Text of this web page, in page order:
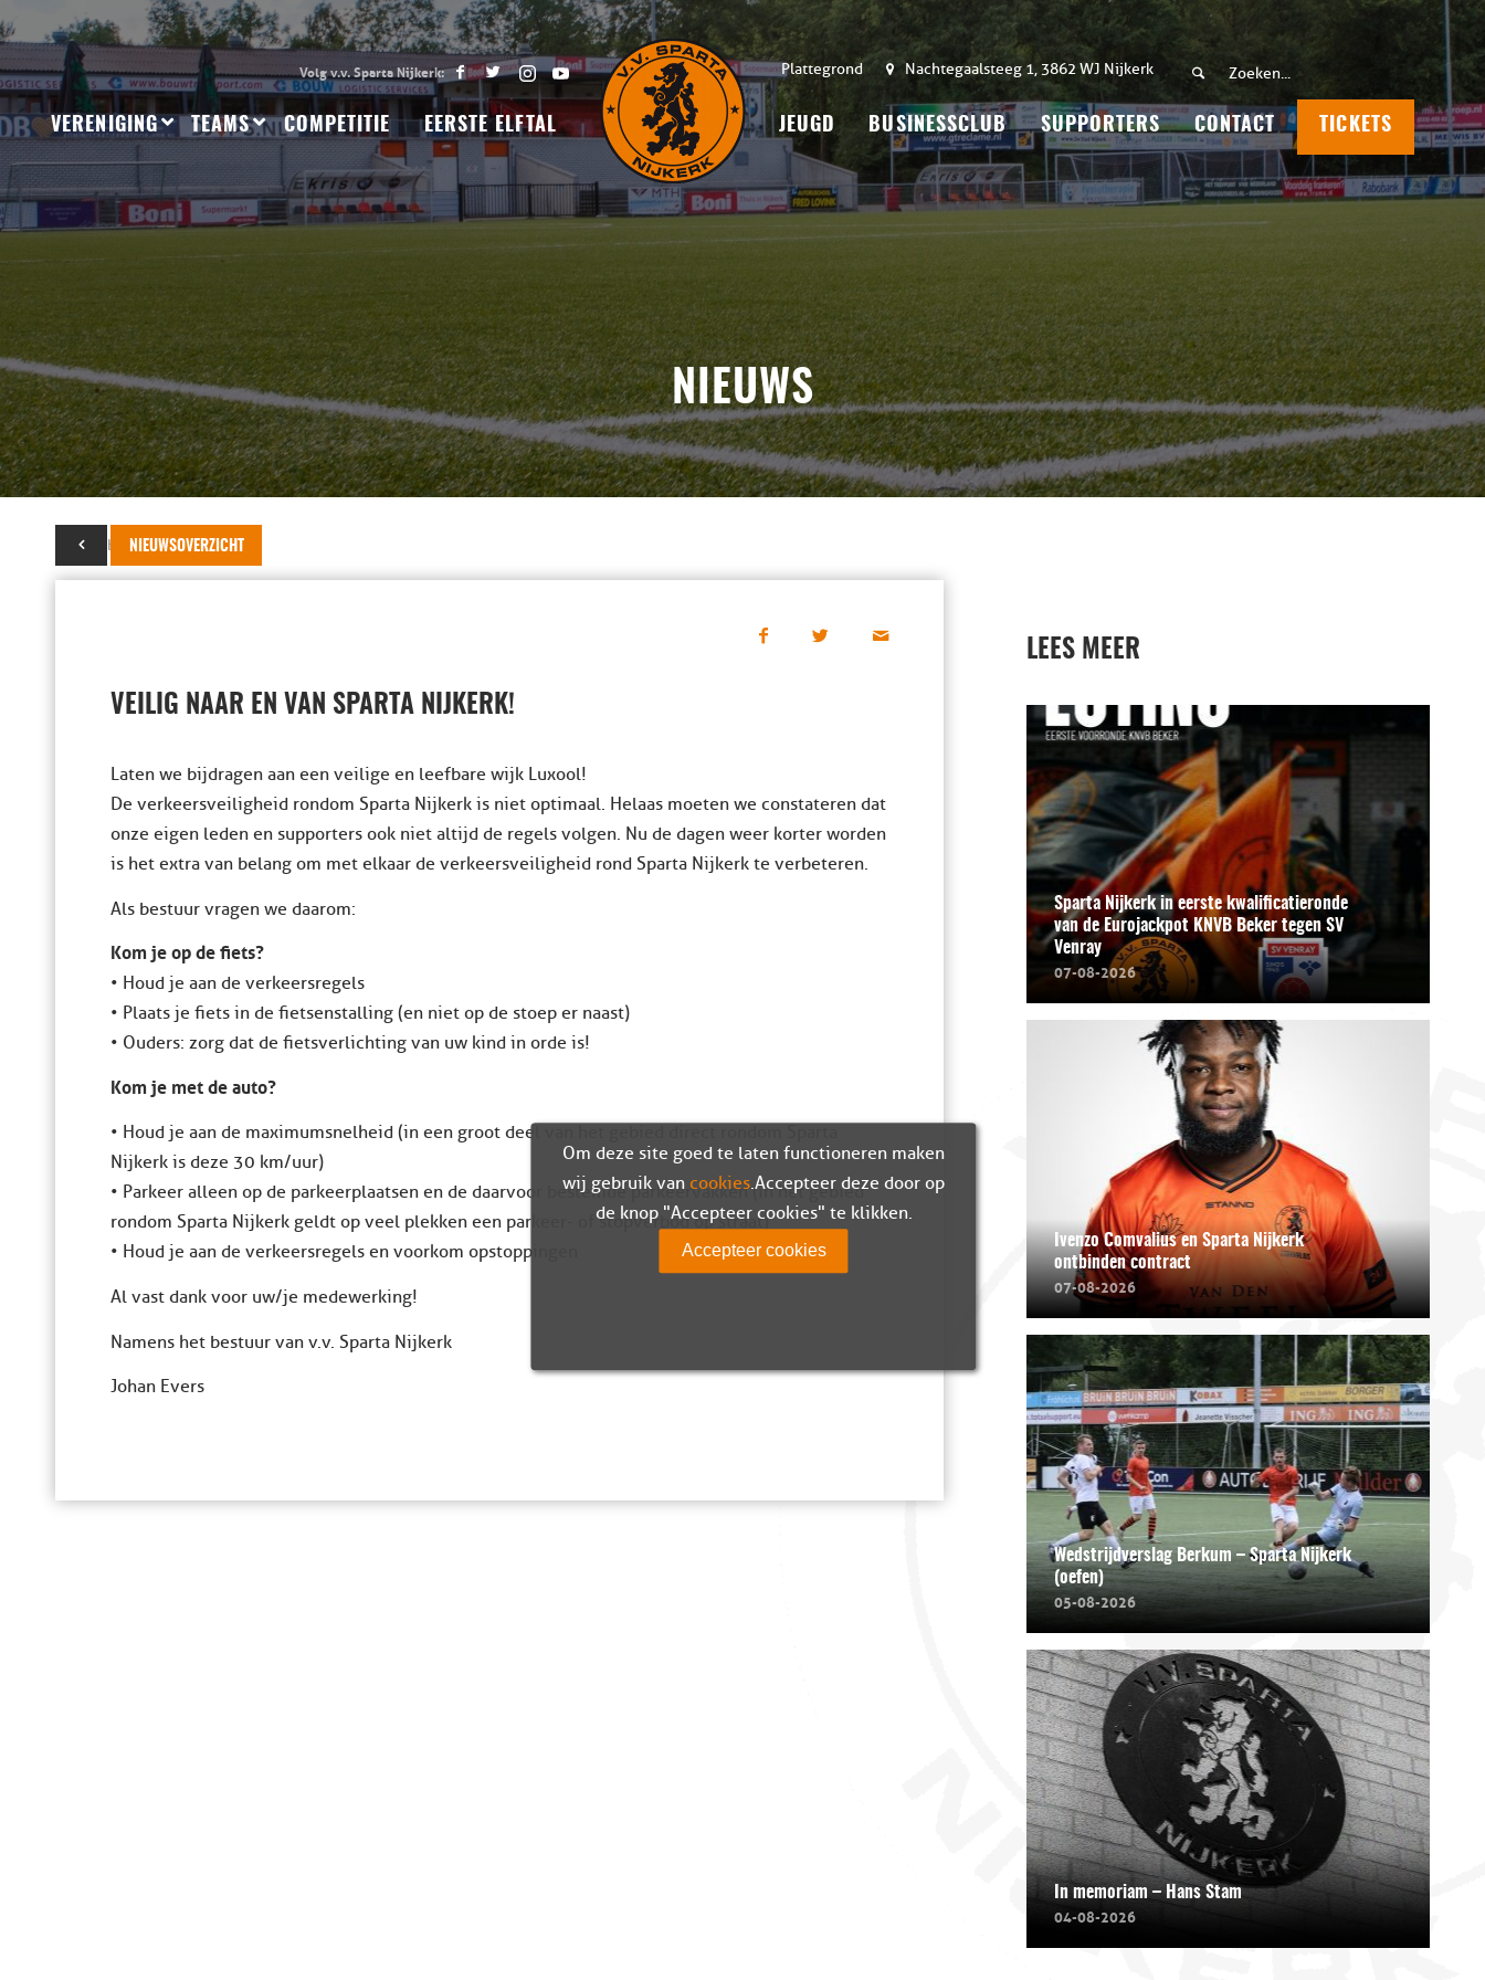
Plattegrond Nachtegaalsteeg 1, 3862 WJ Nijkerk
VERENIGING TEAMS COMPETITIE EERSTE ELFTAL JEUGD BUSINESSCLUB SUPPORTERS CONTACT TICKETS
NIEUWS
NIEUWSOVERZICHT
14 oktober 2024
VEILIG NAAR EN VAN SPARTA NIJKERK!
Laten we bijdragen aan een veilige en leefbare wijk Luxool!
De verkeersveiligheid rondom Sparta Nijkerk is niet optimaal. Helaas moeten we constateren dat
onze eigen leden en supporters ook niet altijd de regels volgen. Nu de dagen weer korter worden
is het extra van belang om met elkaar de verkeersveiligheid rond Sparta Nijkerk te verbeteren.
Als bestuur vragen we daarom:
Kom je op de fiets?
• Houd je aan de verkeersregels
• Plaats je fiets in de fietsenstalling (en niet op de stoep er naast)
• Ouders: zorg dat de fietsverlichting van uw kind in orde is!
Kom je met de auto?
• Houd je aan de maximumsnelheid (in een groot deel van het gebied direct rondom Sparta
Nijkerk is deze 30 km/uur)
• Parkeer alleen op de parkeerplaatsen en de daarvoor bestemde parkeervakken (in het gebied
rondom Sparta Nijkerk geldt op veel plekken een parkeer- of stopverbod op straat)
• Houd je aan de verkeersregels en voorkom opstoppingen
Al vast dank voor uw/je medewerking!
Namens het bestuur van v.v. Sparta Nijkerk
Johan Evers
LEES MEER
Sparta Nijkerk in eerste kwalificatieronde
van de Eurojackpot KNVB Beker tegen SV
Venray
07-08-2026
Ivenzo Comvalius en Sparta Nijkerk
ontbinden contract
07-08-2026
Wedstrijdverslag Berkum – Sparta Nijkerk
(oefen)
05-08-2026
In memoriam – Hans Stam
04-08-2026
Om deze site goed te laten functioneren maken
wij gebruik van cookies. Accepteer deze door op
de knop "Accepteer cookies" te klikken.
Accepteer cookies